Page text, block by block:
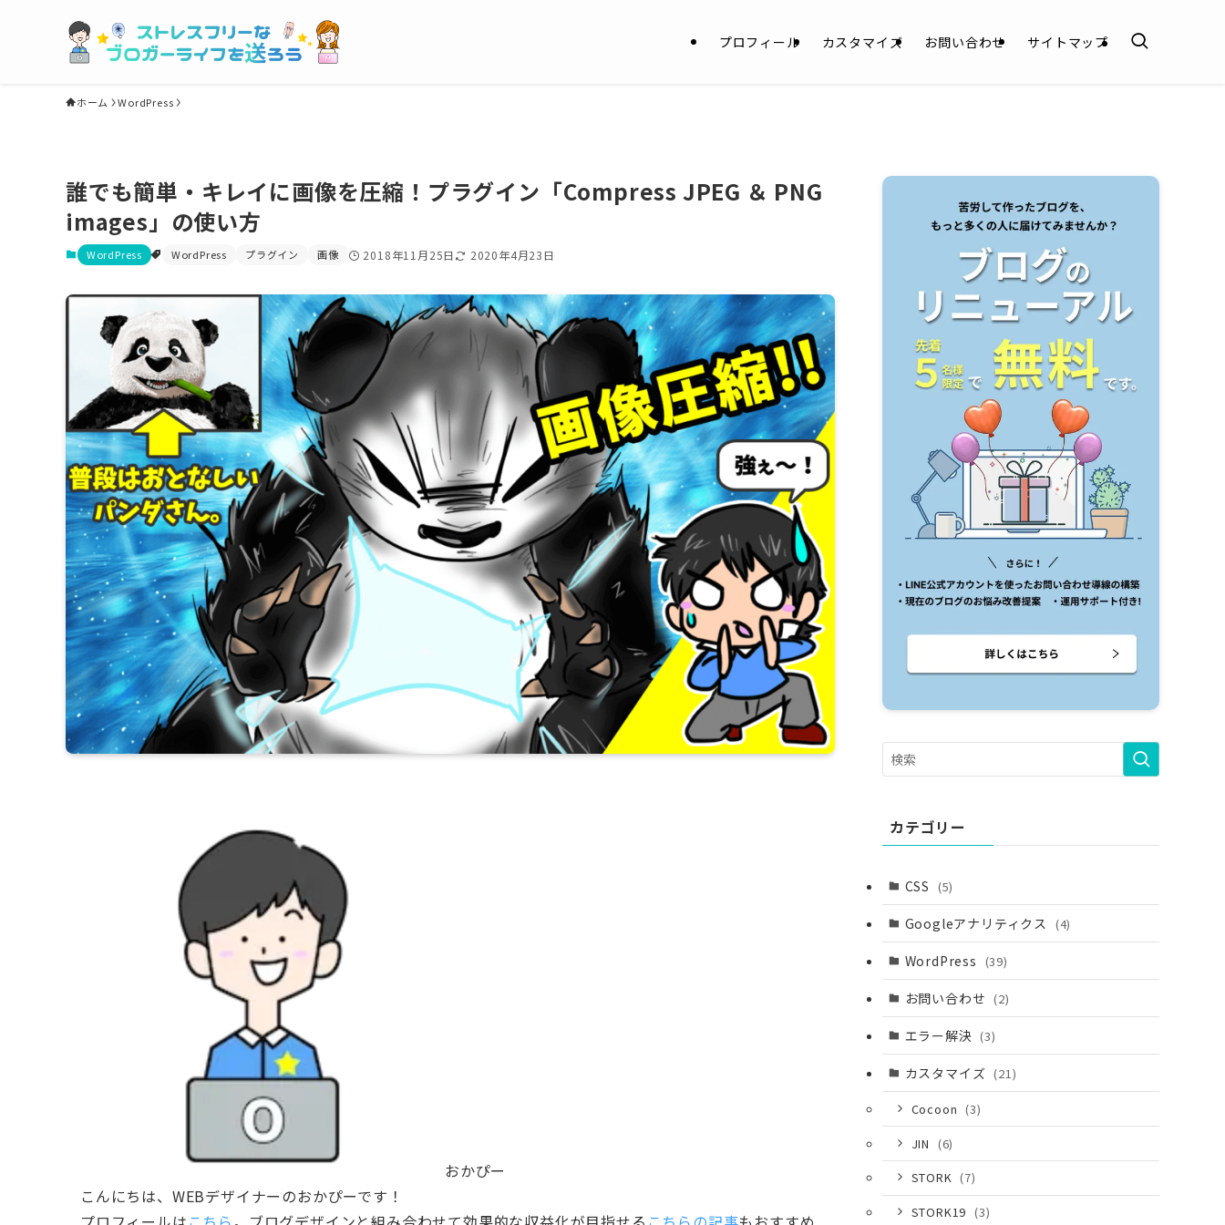
プロフィール カスタマイズ お問い合わせ サイトマップ
ホーム WordPress
誰でも簡単・キレイに画像を圧縮！プラグイン「Compress JPEG ＆ PNG
images」の使い方
WordPress WordPress プラグイン 画像 2018年11月25日 2020年4月23日
おかぴー
こんにちは、WEBデザイナーのおかぴーです！
カテゴリー
CSS (5)
Googleアナリティクス (4)
WordPress (39)
お問い合わせ (2)
エラー解決 (3)
カスタマイズ (21)
Cocoon (3)
JIN (6)
STORK (7)
STORK19 (3)